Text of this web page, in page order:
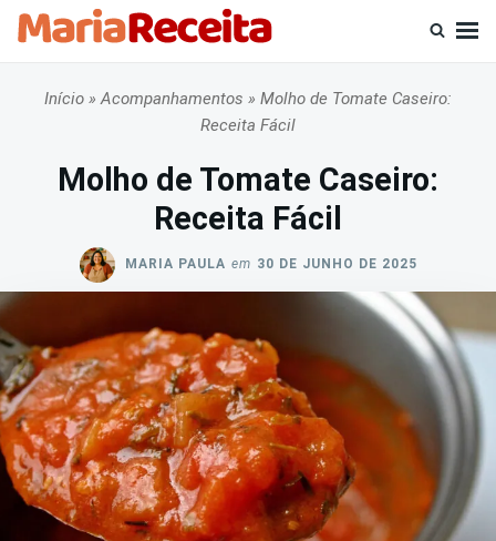
Skip
content
Busca
por:
Início »Acompanhamentos » Molho de Tomate Caseiro:
Receita Fácil
Molho de Tomate Caseiro:
Receita Fácil
MARIA PAULA em 30 DE JUNHO DE 2025